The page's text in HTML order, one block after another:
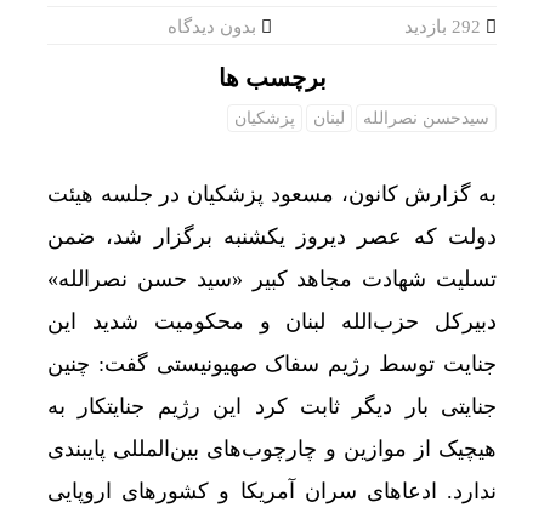
بدون دیدگاه
برچسب ها
سیدحسن نصرالله لبنان پزشکیان
به گزارش کانون، مسعود پزشکیان در جلسه هیئت
دولت که عصر دیروز یکشنبه برگزار شد، ضمن
تسلیت شهادت مجاهد کبیر «سید حسن نصرالله»
دبیرکل حزب‌الله لبنان و محکومیت شدید این
جنایت توسط رژیم سفاک صهیونیستی گفت: چنین
جنایتی بار دیگر ثابت کرد این رژیم جنایتکار به
هیچیک از موازین و چارچوب‌های بین‌المللی پایبندی
ندارد. ادعاهای سران آمریکا و کشورهای اروپایی